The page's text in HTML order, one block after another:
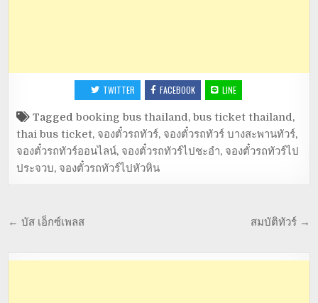
TWITTER FACEBOOK LINE
Taggedbooking bus thailand,bus ticket thailand,
thai bus ticket, จองตั๋วรถทัวร์, จองตั๋วรถทัวร์ บางสะพานทัวร์,
จองตั๋วรถทัวร์ออนไลน์, จองตั๋วรถทัวร์ไปชะอำ, จองตั๋วรถทัวร์ไป
ประจวบ, จองตั๋วรถทัวร์ไปหัวหิน
สมบัติทัวร์ →
← บัส เอ็กซ์เพลส